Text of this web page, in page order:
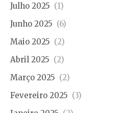
Julho 2025 (1)
Junho 2025 (6)
Maio 2025 (2)
Abril 2025 (2)
Março 2025 (2)
Fevereiro 2025 (3)